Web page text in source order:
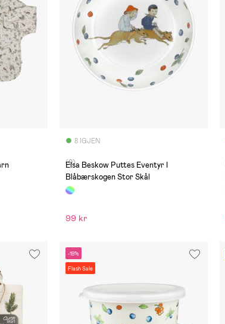
8 IGJEN
(0)
Elsa Beskow Puttes Eventyr I
Blåbærskogen Stor Skål
99 kr
-19%
Flash Sale